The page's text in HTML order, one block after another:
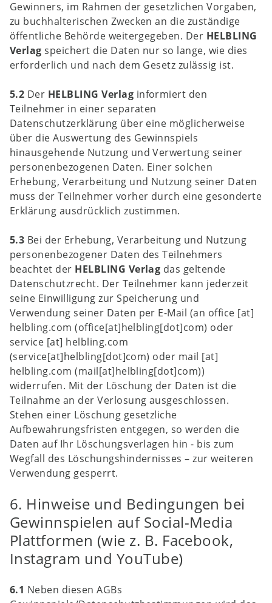
Gewinners, im Rahmen der gesetzlichen Vorgaben,
zu buchhalterischen Zwecken an die zuständige
öffentliche Behörde weitergegeben. Der HELBLING
Verlag speichert die Daten nur so lange, wie dies
erforderlich und nach dem Gesetz zulässig ist.
5.2 Der HELBLING Verlag informiert den
Teilnehmer in einer separaten
Datenschutzerklärung über eine möglicherweise
über die Auswertung des Gewinnspiels
hinausgehende Nutzung und Verwertung seiner
personenbezogenen Daten. Einer solchen
Erhebung, Verarbeitung und Nutzung seiner Daten
muss der Teilnehmer vorher durch eine gesonderte
Erklärung ausdrücklich zustimmen.
5.3 Bei der Erhebung, Verarbeitung und Nutzung
personenbezogener Daten des Teilnehmers
beachtet der HELBLING Verlag das geltende
Datenschutzrecht. Der Teilnehmer kann jederzeit
seine Einwilligung zur Speicherung und
Verwendung seiner Daten per E-Mail (an office [at]
helbling.com (office[at]helbling[dot]com) oder
service [at] helbling.com
(service[at]helbling[dot]com) oder mail [at]
helbling.com (mail[at]helbling[dot]com))
widerrufen. Mit der Löschung der Daten ist die
Teilnahme an der Verlosung ausgeschlossen.
Stehen einer Löschung gesetzliche
Aufbewahrungsfristen entgegen, so werden die
Daten auf Ihr Löschungsverlagen hin - bis zum
Wegfall des Löschungshindernisses – zur weiteren
Verwendung gesperrt.
6. Hinweise und Bedingungen bei
Gewinnspielen auf Social-Media
Plattformen (wie z. B. Facebook,
Instagram und YouTube)
6.1 Neben diesen AGBs